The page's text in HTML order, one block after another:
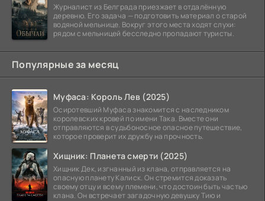
Журналист из Белграда приезжает в отдалённую
деревню. Его задача — подготовить материал о старой
водяной мельнице. Вокруг этого места ходят слухи:
рядом с мельницей бесследно пропадают туристы.
Популярные за месяц
Муфаса: Король Лев (2025)
Осиротевший Муфаса знакомится с наследником
королевских кровей по имени Така. Вместе они
отправляются в судьбоносное опасное путешествие,
которое проверит их дружбу на прочность.
Хищник: Планета смерти (2025)
Хищник Дек, изгнанный из клана, отправляется на
опасную планету Калиск. Он стремится доказать
своему отцу и всему племени, что достоин быть частью
клана. Он встречает загадочную девушку Тию и